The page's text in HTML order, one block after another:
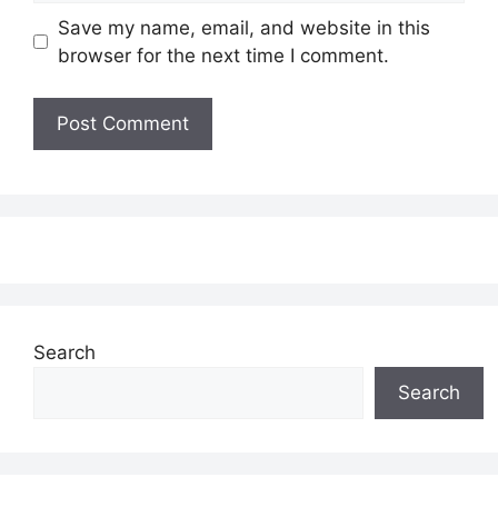
Save my name, email, and website in this
browser for the next time I comment.
Search
Search